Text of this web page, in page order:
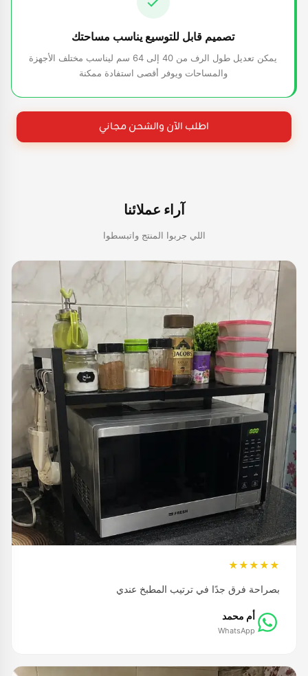
تصميم قابل للتوسيع يناسب مساحتك
يمكن تعديل طول الرف من 40 إلى 64 سم ليناسب مختلف الأجهزة
والمساحات ويوفر أقصى استفادة ممكنة
اطلب الآن والشحن مجاني
آراء عملائنا
اللي جربوا المنتج واتبسطوا
★★★★★
بصراحة فرق جدًا في ترتيب المطبخ عندي
أم محمد
WhatsApp